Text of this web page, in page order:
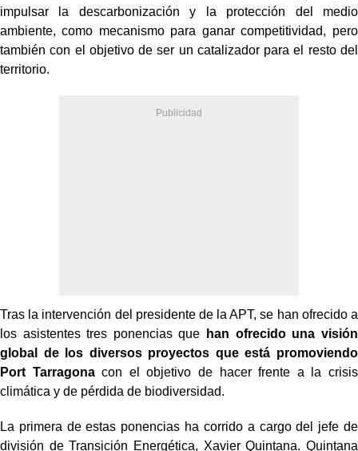
impulsar la descarbonización y la protección del medio
ambiente, como mecanismo para ganar competitividad, pero
también con el objetivo de ser un catalizador para el resto del
territorio.
Tras la intervención del presidente de la APT, se han ofrecido a
los asistentes tres ponencias que
han ofrecido una visión
global de los diversos proyectos que está promoviendo
Port Tarragonacon el objetivo de hacer frente a la crisis
climática y de pérdida de biodiversidad.
La primera de estas ponencias ha corrido a cargo del jefe de
división de Transición Energética, Xavier Quintana. Quintana